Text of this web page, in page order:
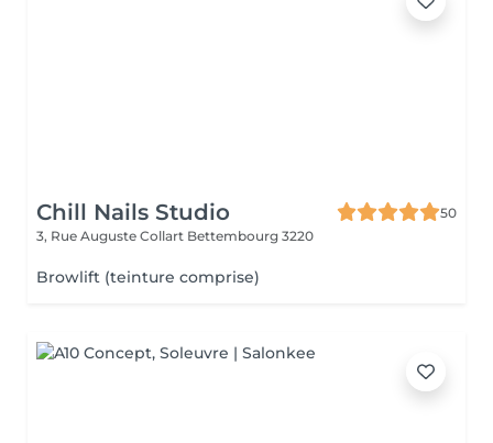
Chill Nails Studio
50
3, Rue Auguste Collart Bettembourg 3220
Browlift (teinture comprise)